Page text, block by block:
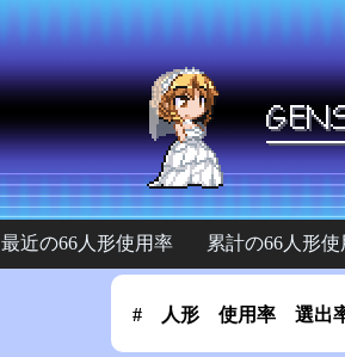
最近の66人形使用率 累計の66人形
# 人形 使用率 選出